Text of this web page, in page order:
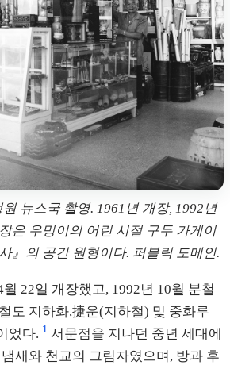
뉴스국 촬영. 1961년 개장, 1992년
은 우밍이의 어린 시절 구두 가게이
』의 공간 원형이다. 퍼블릭 도메인.
22일 개장했고, 1992년 10월 분철
도 지하화,捷운(지하철) 및 중화루
었다. 1 서문점을 지나던 중년 세대에
새와 천교의 그림자였으며, 방과 후